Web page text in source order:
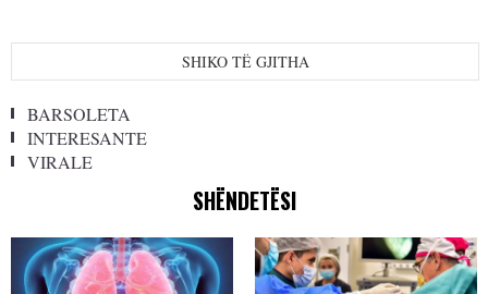
SHIKO TË GJITHA
BARSOLETA
INTERESANTE
VIRALE
SHËNDETËSI